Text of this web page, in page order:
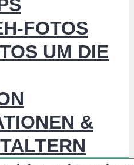
FOTOS
UM DIE
&